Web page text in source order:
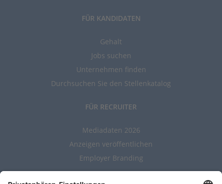
FÜR KANDIDATEN
Gehalt
Jobs suchen
Unternehmen finden
Durchsuchen Sie den Stellenkatalog
FÜR RECRUITER
Mediadaten 2026
Anzeigen veröffentlichen
Employer Branding
ALLGEMEIN